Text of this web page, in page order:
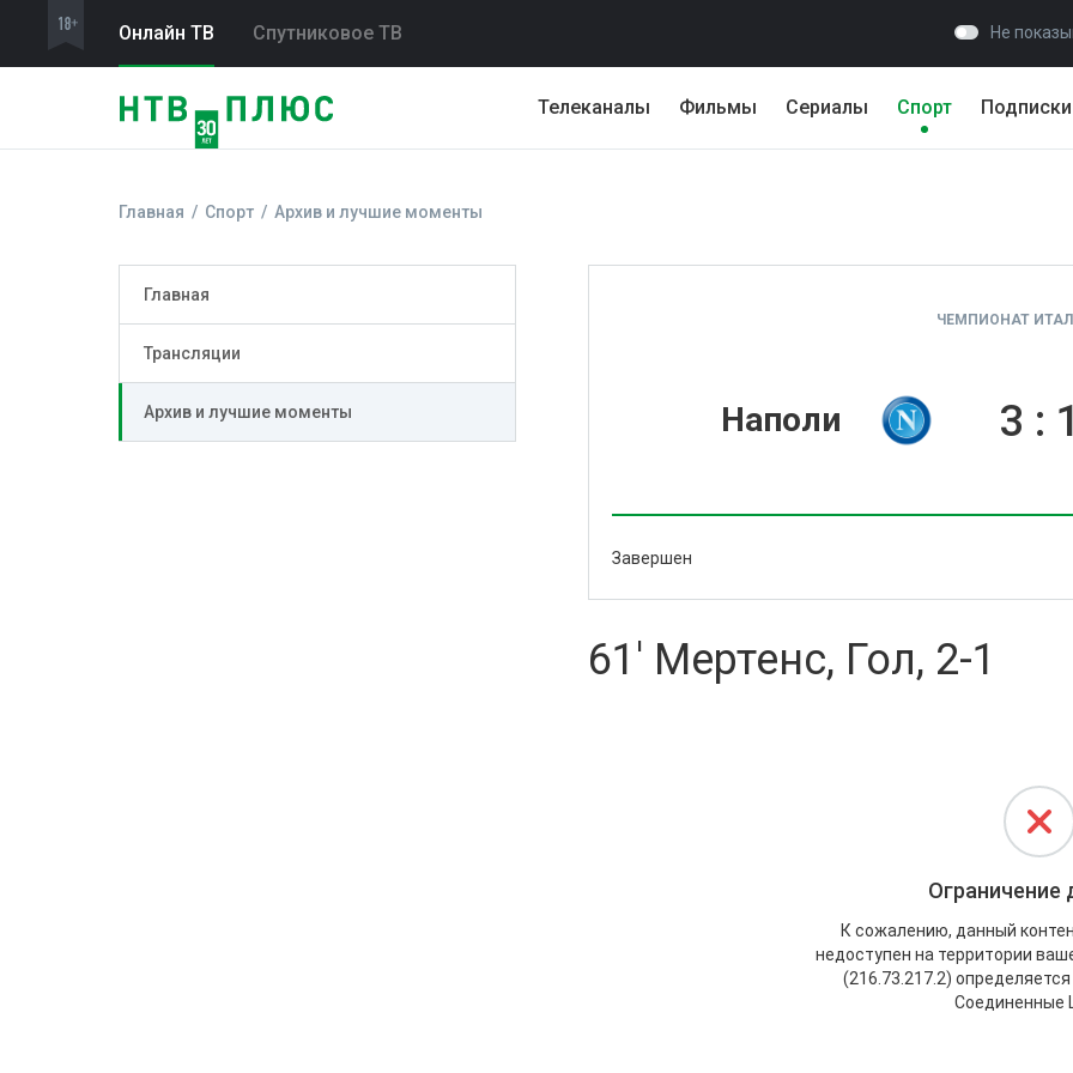
Онлайн ТВ Спутниковое ТВ Не
Телеканалы Фильмы Сериалы Спорт Подписки
Главная Спорт Архив и лучшие моменты
Главная
Трансляции
Архив и лучшие моменты
ЧЕМПИОНАТ
Наполи 3 :
Завершен
61' Мертенс, Гол, 2-1